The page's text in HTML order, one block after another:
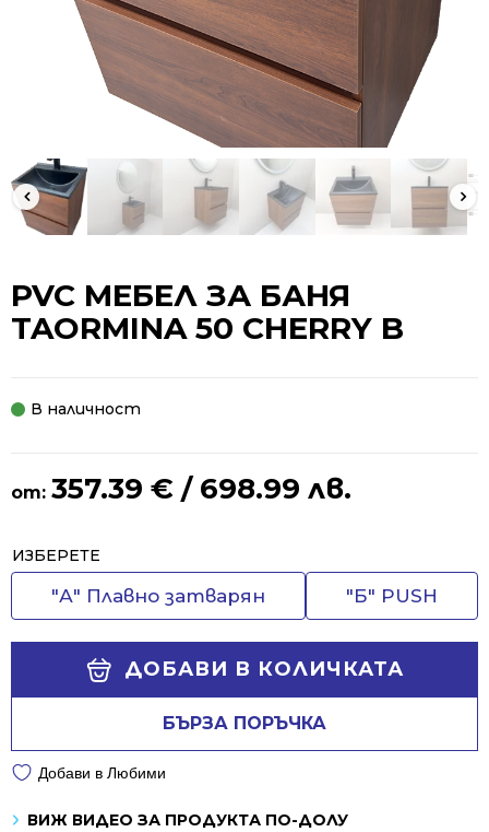
PVC МЕБЕЛ ЗА БАНЯ
TAORMINA 50 CHERRY B
В наличност
от: 357.39 € / 698.99 лв.
ИЗБЕРЕТЕ
"А" Плавно затварян "Б" PUSH
ДОБАВИ В КОЛИЧКАТА
БЪРЗА ПОРЪЧКА
Alternative:
Добави в Любими
ВИЖ ВИДЕО ЗА ПРОДУКТА ПО-ДОЛУ